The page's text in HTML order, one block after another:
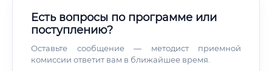
Есть вопросы по программе или
поступлению?
Оставьте сообщение — методист приемной
комиссии ответит вам в ближайшее время.